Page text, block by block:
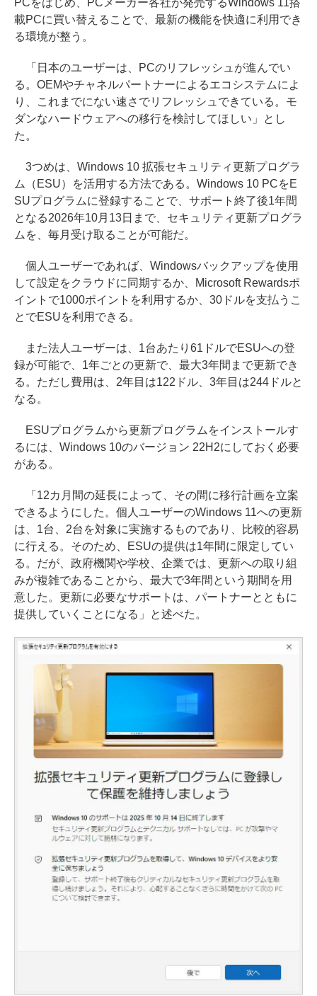
PCをはじめ、PCメーカー各社が発売するWindows 11搭
載PCに買い替えることで、最新の機能を快適に利用でき
る環境が整う。
「日本のユーザーは、PCのリフレッシュが進んでい
る。OEMやチャネルパートナーによるエコシステムによ
り、これまでにない速さでリフレッシュできている。モ
ダンなハードウェアへの移行を検討してほしい」とし
た。
3つめは、Windows 10 拡張セキュリティ更新プログラ
ム（ESU）を活用する方法である。Windows 10 PCをE
SUプログラムに登録することで、サポート終了後1年間
となる2026年10月13日まで、セキュリティ更新プログラ
ムを、毎月受け取ることが可能だ。
個人ユーザーであれば、Windowsバックアップを使用
して設定をクラウドに同期するか、Microsoft Rewardsポ
イントで1000ポイントを利用するか、30ドルを支払うこ
とでESUを利用できる。
また法人ユーザーは、1台あたり61ドルでESUへの登
録が可能で、1年ごとの更新で、最大3年間まで更新でき
る。ただし費用は、2年目は122ドル、3年目は244ドルと
なる。
ESUプログラムから更新プログラムをインストールす
るには、Windows 10のバージョン 22H2にしておく必要
がある。
「12カ月間の延長によって、その間に移行計画を立案
できるようにした。個人ユーザーのWindows 11への更新
は、1台、2台を対象に実施するものであり、比較的容易
に行える。そのため、ESUの提供は1年間に限定してい
る。だが、政府機関や学校、企業では、更新への取り組
みが複雑であることから、最大で3年間という期間を用
意した。更新に必要なサポートは、パートナーとともに
提供していくことになる」と述べた。